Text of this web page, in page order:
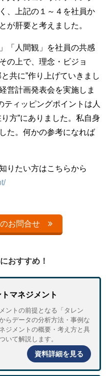
、上記の１～４を社員か
が肝要と考えました。
「人間観」を社員の共感
の上で、理念・ビジョ
共に”作り上げていきまし
営計画発表会を実施しま
ティッピングポイントは人
方”にありました。私自身
た。何かの参考になれば
りたい方はこちらから
のお問合せ
おすすめ！
マネジメント
ントの前提となる「タレン
らデータの分析方法・事例な
ジメントの概要・考え方と具
いて解説します。
資料詳細を見る